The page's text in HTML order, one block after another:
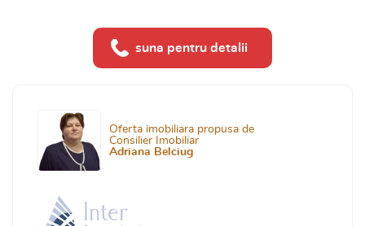
suna pentru detalii
Oferta imobiliara propusa de
Consilier Imobiliar
Adriana Belciug